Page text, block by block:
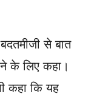
से बात
के लिए कहा।
कहा कि यह